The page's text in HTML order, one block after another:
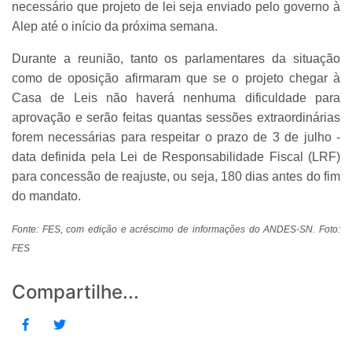
necessário que projeto de lei seja enviado pelo governo à
Alep até o início da próxima semana.
Durante a reunião, tanto os parlamentares da situação
como de oposição afirmaram que se o projeto chegar à
Casa de Leis não haverá nenhuma dificuldade para
aprovação e serão feitas quantas sessões extraordinárias
forem necessárias para respeitar o prazo de 3 de julho -
data definida pela Lei de Responsabilidade Fiscal (LRF)
para concessão de reajuste, ou seja, 180 dias antes do fim
do mandato.
Fonte: FES, com edição e acréscimo de informações do ANDES-SN. Foto:
FES
Compartilhe...